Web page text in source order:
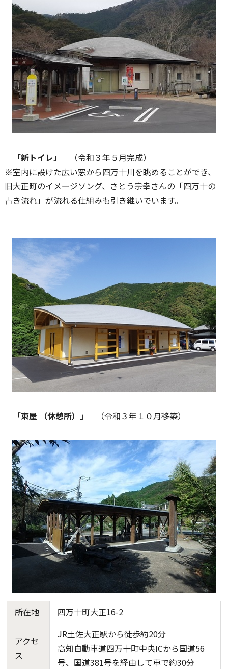
「新トイレ」
（令和３年５月完成）
※室内に設けた広い窓から四万十川を眺めることができ、
旧大正町のイメージソング、さとう宗幸さんの「四万十の
青き流れ」が流れる仕組みも引き継いでいます。
「東屋 （休憩所）」 （令和３年１０月移築）
所在地 四万十町大正16-2
アクセ
ス
JR土佐大正駅から徒歩約20分
高知自動車道四万十町中央ICから国道56
号、国道381号を経由して車で約30分